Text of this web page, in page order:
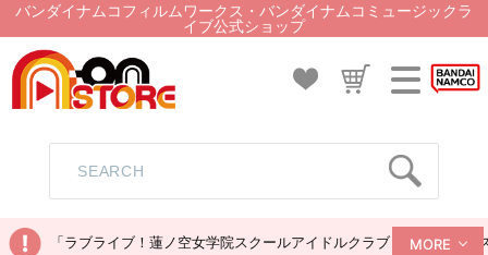
バンダイナムコフィルムワークス・バンダイナムコミュージックラ
イブ公式ショップ
「ラブライブ！蓮ノ空女学院スクールアイドルクラブ ぬいぐるみ
MORE